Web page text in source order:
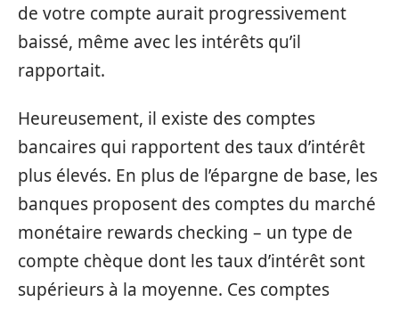
de votre compte aurait progressivement
baissé, même avec les intérêts qu’il
rapportait.
Heureusement, il existe des comptes
bancaires qui rapportent des taux d’intérêt
plus élevés. En plus de l’épargne de base, les
banques proposent des comptes du marché
monétaire rewards checking – un type de
compte chèque dont les taux d’intérêt sont
supérieurs à la moyenne. Ces comptes